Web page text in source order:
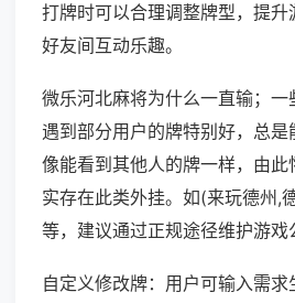
打牌时可以合理调整牌型，提升
好友间互动乐趣。
微乐河北麻将为什么一直输；一
遇到部分用户的牌特别好，总
像能看到其他人的牌一样，由此
实存在此类外挂。如(来玩德州,
等，建议通过正规途径维护游戏
自定义修改牌：用户可输入需求